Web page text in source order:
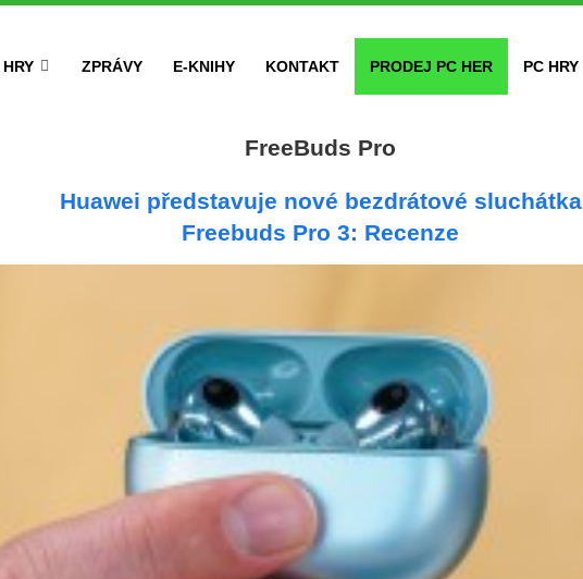
HRY ZPRÁVY E-KNIHY KONTAKT PRODEJ PC HER PC HRY
FreeBuds Pro
Huawei představuje nové bezdrátové sluchátka
Freebuds Pro 3: Recenze